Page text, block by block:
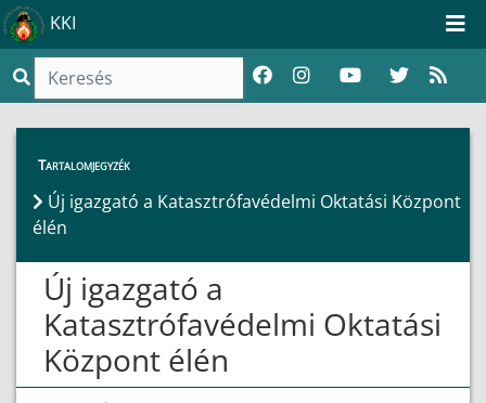
KKI
Híreink > Hírek
Tartalomjegyzék
Új igazgató a Katasztrófavédelmi Oktatási Központ
élén
Új igazgató a
Katasztrófavédelmi Oktatási
Központ élén